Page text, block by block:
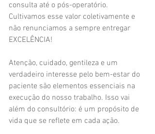
consulta até o pós-operatório.
Cultivamos esse valor coletivamente e
não renunciamos a sempre entregar
EXCELÊNCIA!
Atenção, cuidado, gentileza e um
verdadeiro interesse pelo bem-estar do
paciente são elementos essenciais na
execução do nosso trabalho. Isso vai
além do consultório: é um propósito de
vida que se reflete em cada ação.